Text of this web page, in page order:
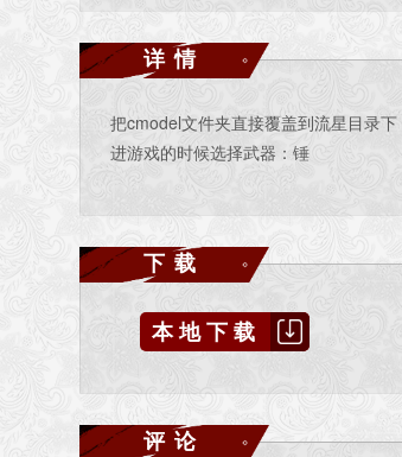
详情
把cmodel文件夹直接覆盖到流星目录
进游戏的时候选择武器：锤
下载
本地下载
评论